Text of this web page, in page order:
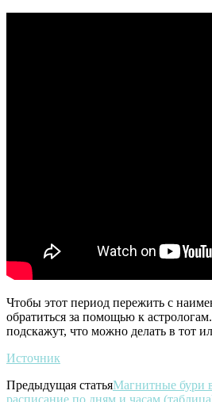
Чтобы этот период пережить с
обратиться за помощью к
подскажут, что можно делать в тот
Источник
Предыдущая статьяМагнитные бури
расписание по дням и часам